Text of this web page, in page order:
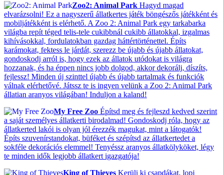
Zoo2: Animal Park Hagyd magad
elvarázsolni! Ez a nagyszerű állatkertes játék böngészős játékként és
mobiljátékként is elérhető. A Zoo 2: Animal Park egy tarkabarka
világba repít téged telis-tele cukibbnál cukibb állatokkal, izgalmas
kihívásokkal, fordulatokban gazdag háttértörténettel. Építs
karámokat, fektess le járdát, szerezz be újabb és újabb állatokat,
gondoskodj arról is, hogy ezek az állatok utódokat is világra
hozzanak, és ha éppen nincs jobb dolgod, akkor dekorálj, díszíts,
fejlessz! Minden új szinttel újabb és újabb tartalmak és funkciók
válnak elérhetővé. Játssz te is ingyen velünk a Zoo 2: Animal Park
állatian aranyos világában! Induljon a kaland!
My Free Zoo Építsd meg és fejleszd kedved szerint
a saját személyes állatkerti birodalmad! Gondoskodj róla, hogy az
állatkerted lakói is olyan jól érezzék magukat, mint a látogatók!
Építs szuvenírstandokat, büféket és szépítsd az állatkertedet a
sokféle dekorációs elemmel! Tenyéssz aranyos állatkölyköket, légy
te minden idők legjobb állatkert igazgatója!
King of Thieves Kerülj ki csapdákat, lopj